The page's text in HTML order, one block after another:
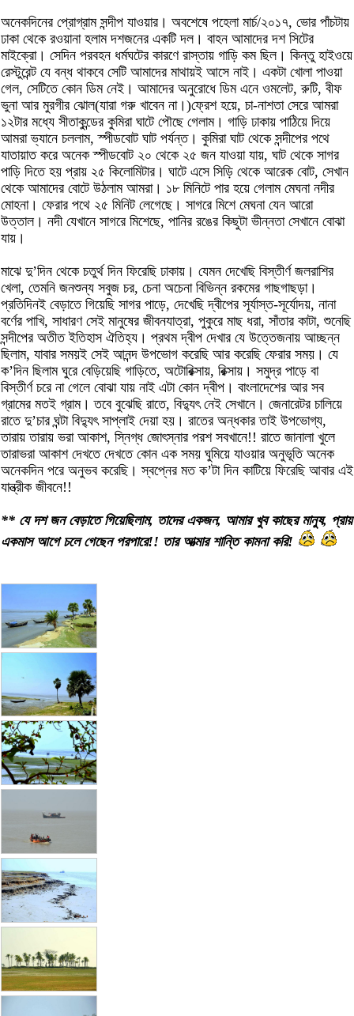
অনেকদিনের প্রোগ্রাম সন্দীপ যাওয়ার। অবশেষে পহেলা মার্চ/২০১৭, ভোর পাঁচটায়
ঢাকা থেকে রওয়ানা হলাম দশজনের একটি দল। বাহন আমাদের দশ সিটের
মাইক্রো। সেদিন পরবহন ধর্মঘটের কারণে রাস্তায় গাড়ি কম ছিল। কিন্তু হাইওয়ে
রেস্টুরেন্ট যে বন্ধ থাকবে সেটি আমাদের মাথায়ই আসে নাই। একটা খোলা পাওয়া
গেল, সেটিতে কোন ডিম নেই। আমাদের অনুরোধে ডিম এনে ওমলেট, রুটি, বীফ
ভুনা আর মুরগীর ঝোল(যারা গরু খাবেন না।)ফ্রেশ হয়ে, চা-নাশতা সেরে আমরা
১২টার মধ্যে সীতাকুন্ডের কুমিরা ঘাটে পৌছে গেলাম। গাড়ি ঢাকায় পাঠিয়ে দিয়ে
আমরা ভ্যানে চললাম, স্পীডবোট ঘাট পর্যন্ত। কুমিরা ঘাট থেকে সন্দীপের পথে
যাতায়াত করে অনেক স্পীডবোট ২০ থেকে ২৫ জন যাওয়া যায়, ঘাট থেকে সাগর
পাড়ি দিতে হয় প্রায় ২৫ কিলোমিটার। ঘাটে এসে সিড়ি থেকে আরেক বোট, সেখান
থেকে আমাদের বোটে উঠলাম আমরা। ১৮ মিনিটে পার হয়ে গেলাম মেঘনা নদীর
মোহনা। ফেরার পথে ২৫ মিনিট লেগেছে। সাগরে মিশে মেঘনা যেন আরো
উত্তাল। নদী যেখানে সাগরে মিশেছে, পানির রঙের কিছুটা ভীন্নতা সেখানে বোঝা
যায়।
মাঝে দু’দিন থেকে চতুর্থ দিন ফিরেছি ঢাকায়। যেমন দেখেছি বিস্তীর্ণ জলরাশির
খেলা, তেমনি জনশুন্য সবুজ চর, চেনা অচেনা বিভিন্ন রকমের গাছগাছড়া।
প্রতিদিনই বেড়াতে গিয়েছি সাগর পাড়ে, দেখেছি দ্বীপের সূর্যাস্ত-সূর্যোদয়, নানা
বর্ণের পাখি, সাধারণ সেই মানুষের জীবনযাত্রা, পুকুরে মাছ ধরা, সাঁতার কাটা, শুনেছি
সন্দীপের অতীত ইতিহাস ঐতিহ্য। প্রথম দ্বীপ দেখার যে উত্তেজনায় আচ্ছন্ন
ছিলাম, যাবার সময়ই সেই আনন্দ উপভোগ করেছি আর করেছি ফেরার সময়। যে
ক’দিন ছিলাম ঘুরে বেড়িয়েছি গাড়িতে, অটোরিক্সায়, রিক্সায়। সমুদ্র পাড়ে বা
বিস্তীর্ণ চরে না গেলে বোঝা যায় নাই এটা কোন দ্বীপ। বাংলাদেশের আর সব
গ্রামের মতই গ্রাম। তবে বুঝেছি রাতে, বিদ্যুৎ নেই সেখানে। জেনারেটর চালিয়ে
রাতে দু’চার ঘন্টা বিদ্যুৎ সাপ্লাই দেয়া হয়। রাতের অন্ধকার তাই উপভোগ্য,
তারায় তারায় ভরা আকাশ, স্নিগ্ধ জোৎস্নার পরশ সবখানে!! রাতে জানালা খুলে
তারাভরা আকাশ দেখতে দেখতে কোন এক সময় ঘুমিয়ে যাওয়ার অনুভূতি অনেক
অনেকদিন পরে অনুভব করেছি। স্বপ্নের মত ক’টা দিন কাটিয়ে ফিরেছি আবার এই
যান্ত্রীক জীবনে!!
** যে দশ জন বেড়াতে গিয়েছিলাম, তাদের একজন, আমার খুব কাছের মানুষ, প্রায়
একমাস আগে চলে গেছেন পরপারে!! তার আত্মার শান্তি কামনা করি!